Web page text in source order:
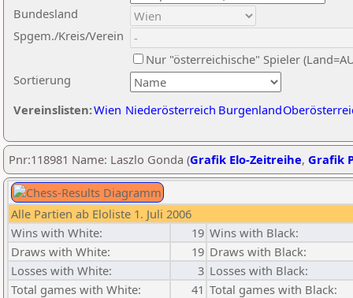
Sortierung
Bundesland
Spgem./Kreis/Verein
Nur "österreichische" Spieler
Vereinslisten:Wien Niederösterreich Burgenland
Pnr:118981 Name: Laszlo Gonda (Grafik Elo-Zeitreihe, Grafik
Alle Partien ab Eloliste 1. Juli 2006
Wins with White:
19 Wins with Black:
Draws with White:
19 Draws with Black:
Losses with White:
3 Losses with Black:
Total games with White:
41 Total games with Black: